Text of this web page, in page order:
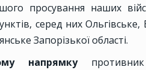
просування наших
серед них
Запорізької області.
напрямкупротивник